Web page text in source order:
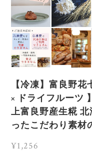
【冷凍】富良野
× ドライフルーツ
上富良野産生糀
ったこだわり素材
¥1,256